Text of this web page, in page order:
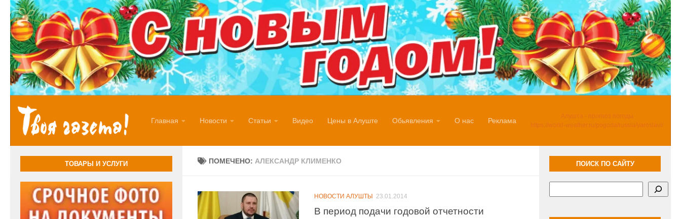
Перейти к содержимому
Главная Новости Статьи Видео Цены в Алуште Обьявления О нас Реклама
Алушта - прогноз погоды
https://world-weather.ru/pogoda/russia/yaroslavl/
ПОМЕЧЕНО: АЛЕКСАНДР КЛИМЕНКО
НОВОСТИ АЛУШТЫ 23.01.2014
В период подачи годовой отчетности
ТОВАРЫ И УСЛУГИ ПОИСК ПО САЙТУ